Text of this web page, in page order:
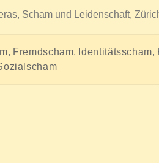
Scham und Leidenschaft,
, Fremdscham, Identitätsscham,